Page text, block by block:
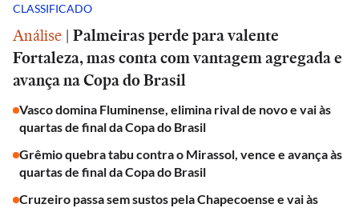
CLASSIFICADO
Análise | Palmeiras perde para valente
Fortaleza, mas conta com vantagem agregada e
avança na Copa do Brasil
Vasco domina Fluminense, elimina rival de novo e vai às
quartas de final da Copa do Brasil
Grêmio quebra tabu contra o Mirassol, vence e avança às
quartas de final da Copa do Brasil
Cruzeiro passa sem sustos pela Chapecoense e vai às